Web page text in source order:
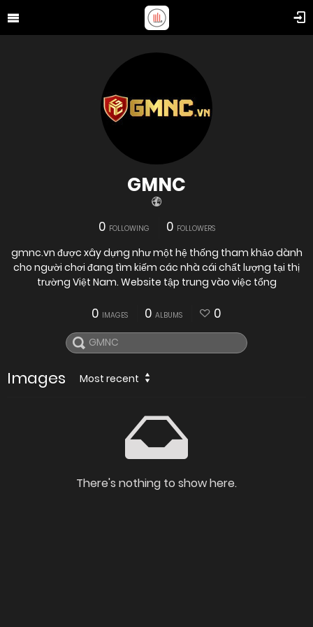
GMNC
0 FOLLOWING 0 FOLLOWERS
gmnc.vn được xây dựng như một hệ thống tham khảo dành
cho người chơi đang tìm kiếm các nhà cái chất lượng tại thị
trường Việt Nam. Website tập trung vào việc tổng
0 IMAGES 0 ALBUMS 0
Images Most recent
There's nothing to show here.